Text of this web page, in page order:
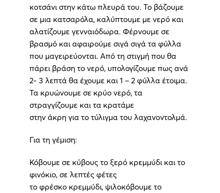
κοτσάνι στην κάτω πλευρά του. Το βάζουμε
σε μια κατσαρόλα, καλύπτουμε με νερό και
αλατίζουμε γενναιόδωρα. Φέρνουμε σε
βρασμό και αφαιρούμε σιγά σιγά τα φύλλα
που μαγειρεύονται. Από τη στιγμή που θα
πάρει βράση το νερό, υπολογίζουμε πως ανά
2- 3 λεπτά θα έχουμε και 1 – 2 φύλλα έτοιμα.
Τα κρυώνουμε σε κρύο νερό, τα
στραγγίζουμε και τα κρατάμε
στην άκρη για το τύλιγμα του λαχανοντολμά.
Για τη γέμιση:
Κόβουμε σε κύβους το ξερό κρεμμύδι και το
φινόκιο, σε λεπτές φέτες
το φρέσκο κρεμμύδι, ψιλοκόβουμε το